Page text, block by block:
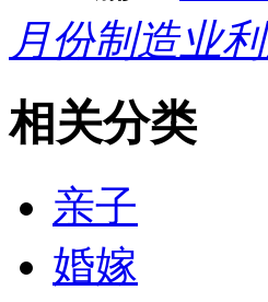
月份制造业
相关分类
亲子
婚嫁